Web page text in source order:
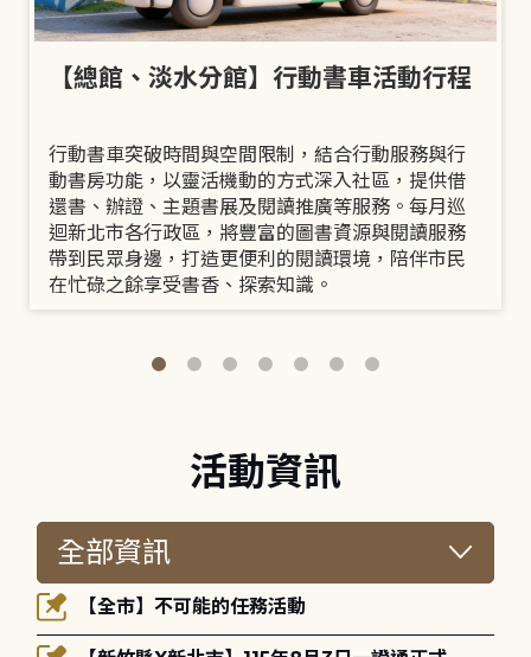
【總館、淡水分館】行動書車活動行程
行動書車突破時間與空間限制，結合行動服務與行
動書房功能，以靈活機動的方式深入社區，提供借
還書、辦證、主題書展及閱讀推廣等服務。每月巡
迴新北市各行政區，將豐富的圖書資源與閱讀服務
帶到民眾身邊，打造更便利的閱讀環境，陪伴市民
在忙碌之餘享受書香、探索知識。
活動資訊
【全市】不可能的任務活動